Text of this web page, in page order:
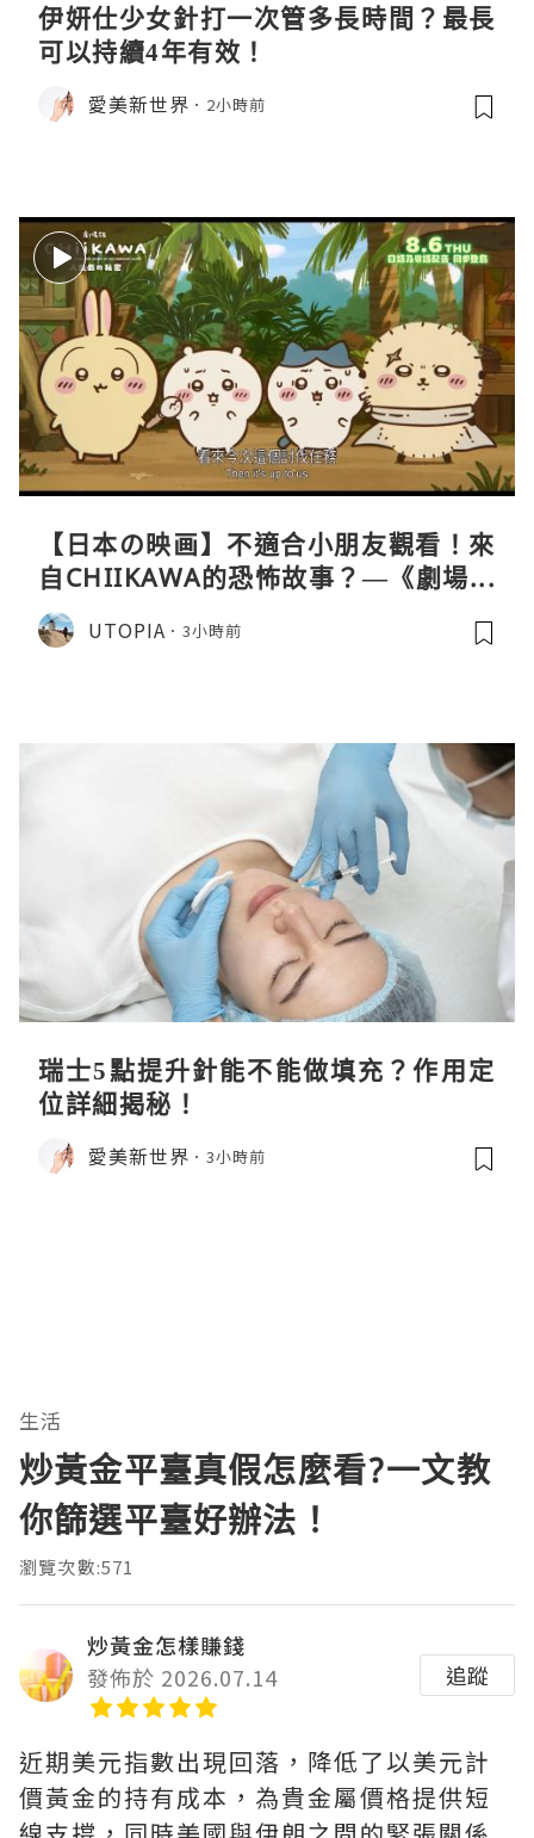
伊妍仕少女針打一次管多長時間？最長
可以持續4年有效！
愛美新世界 2小時前
【日本の映画】不適合小朋友觀看！來
自CHIIKAWA的恐怖故事？—《劇場版
CHIIKAWA 人魚島的秘密》
UTOPIA 3小時前
瑞士5點提升針能不能做填充？作用定
位詳細揭秘！
愛美新世界 3小時前
生活
炒黃金平臺真假怎麼看?一文教
你篩選平臺好辦法！
瀏覽次數:571
炒黃金怎樣賺錢
發佈於 2026.07.14
追蹤
近期美元指數出現回落，降低了以美元計
價黃金的持有成本，為貴金屬價格提供短